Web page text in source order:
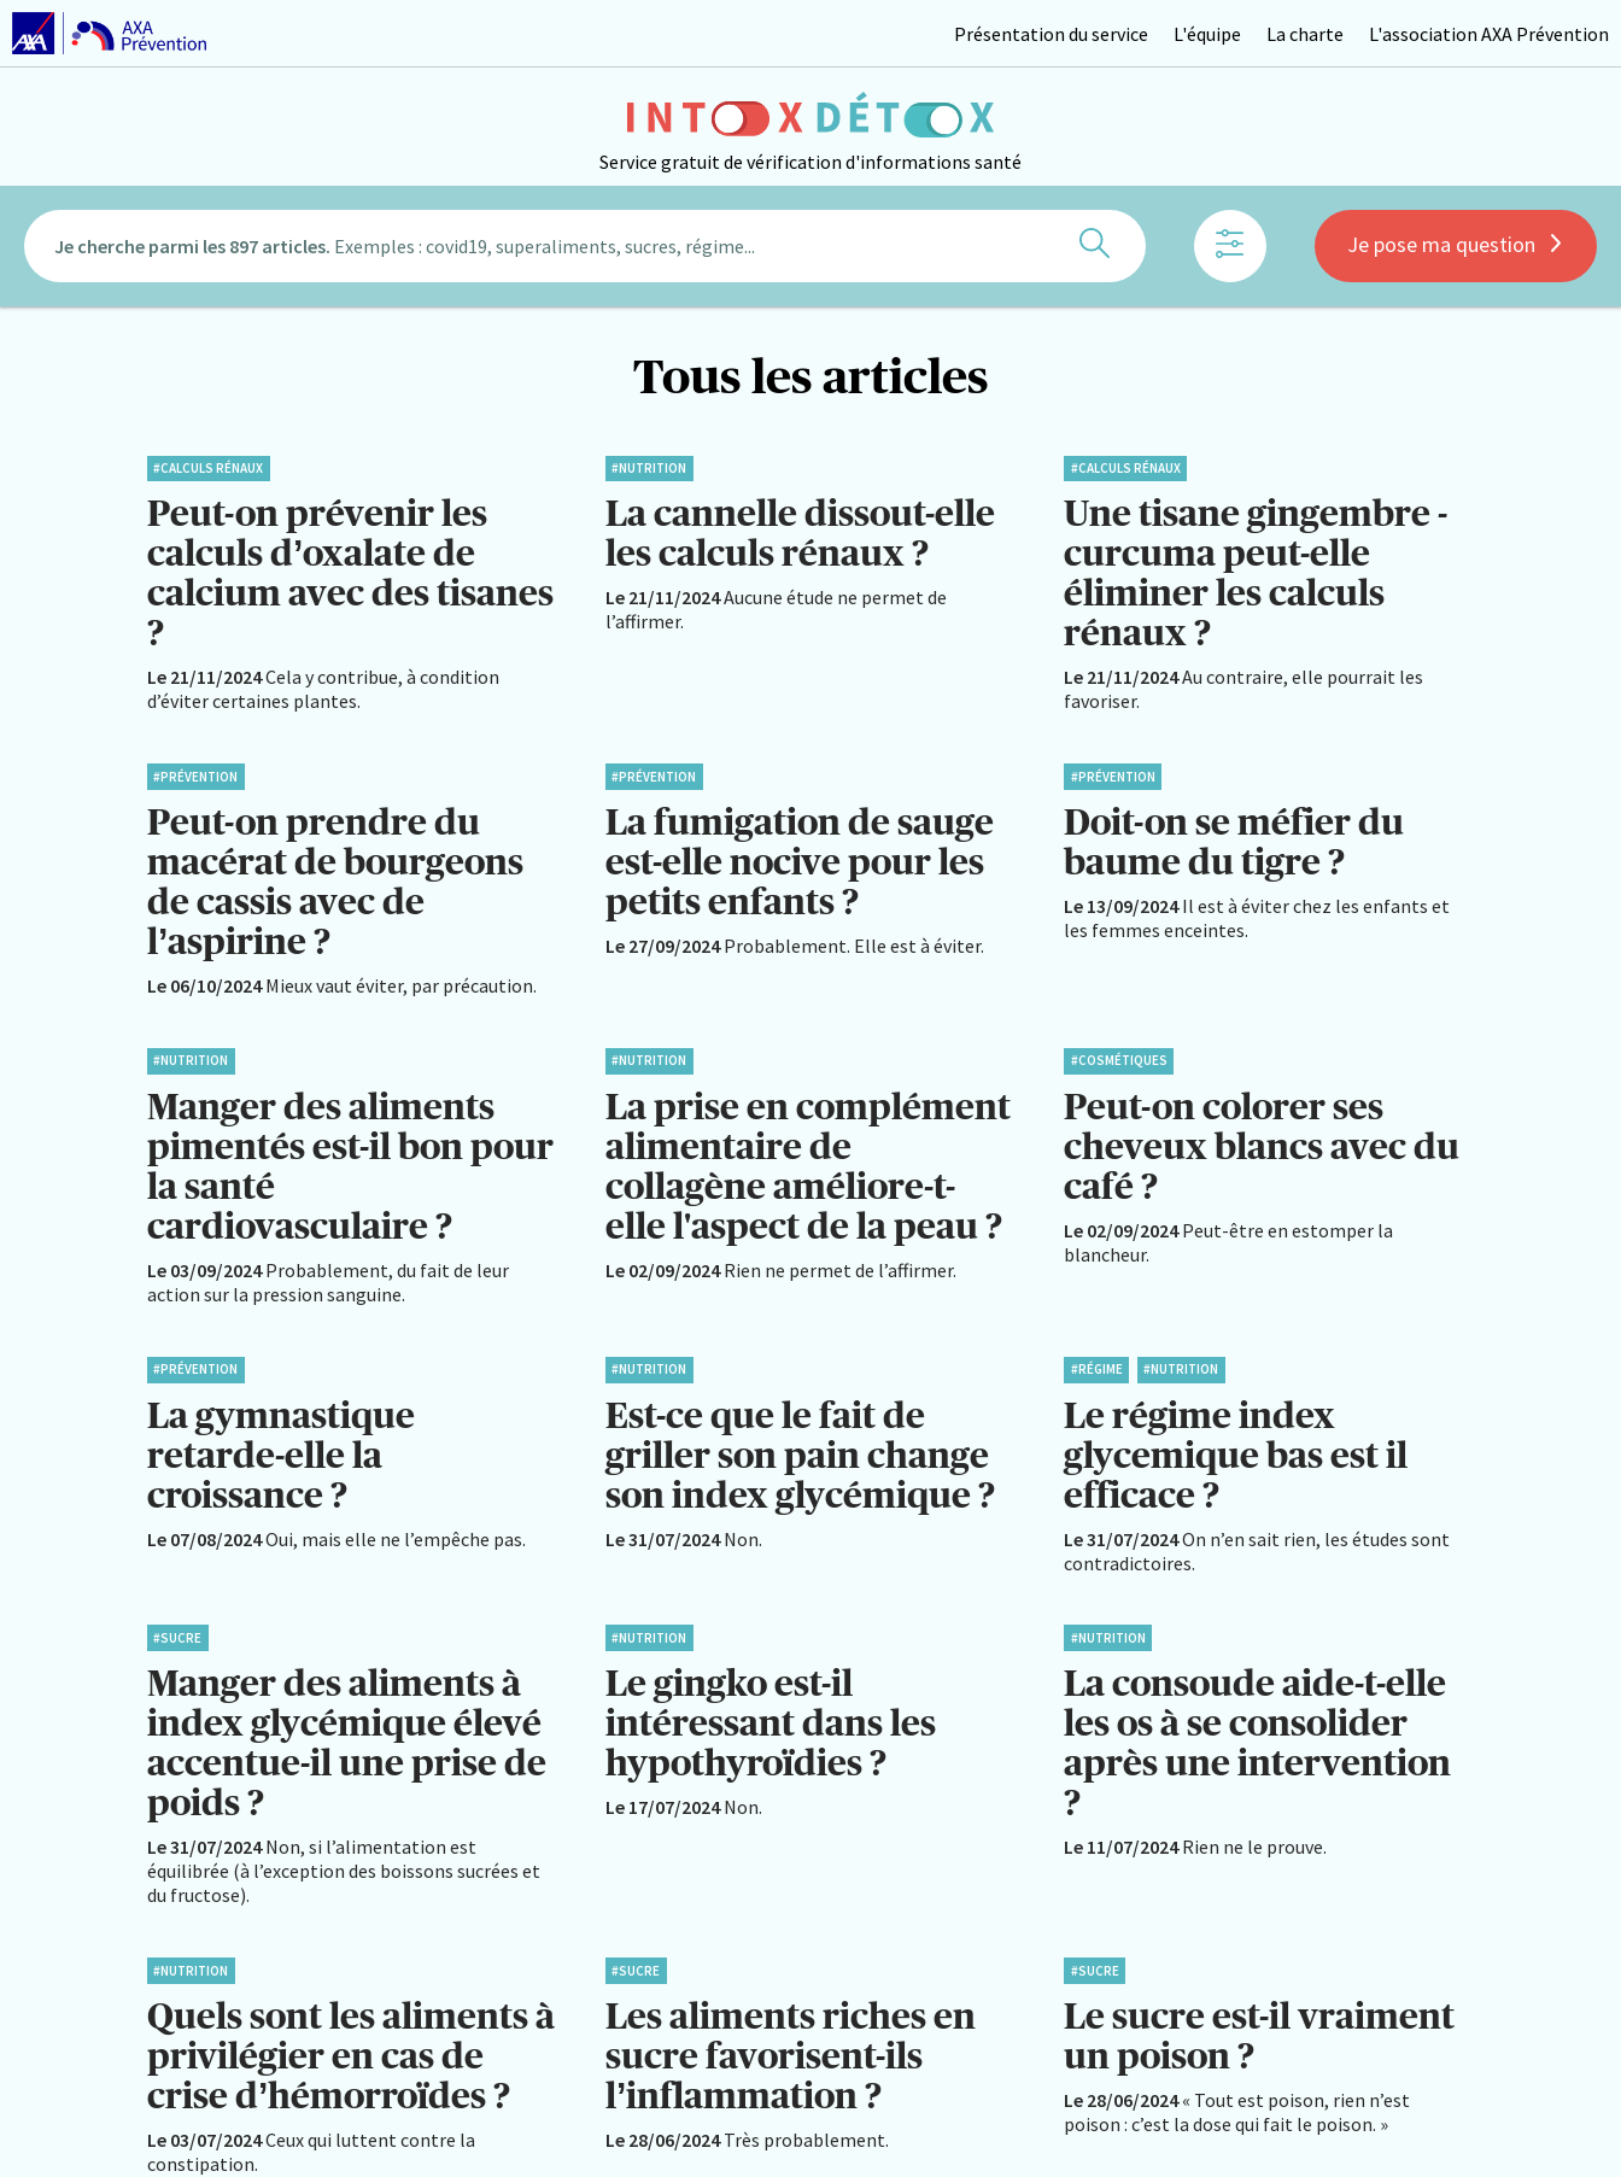
Service gratuit de vérification d'informations santé
Présentation du service L'équipe La charte L'association AXA Prévention
Je cherche parmi les 897 articles. Exemples : covid19, superaliments, sucres, régime... Rechercher Je pose ma question
Tous les articles
#CALCULS RÉNAUX
Peut-on prévenir les
calculs d’oxalate de
calcium avec des tisanes
?
Le 21/11/2024Cela y contribue, à condition
d’éviter certaines plantes.
#NUTRITION
La cannelle dissout-elle
les calculs rénaux ?
Le 21/11/2024Aucune étude ne permet de
l’affirmer.
#CALCULS RÉNAUX
Une tisane gingembre -
curcuma peut-elle
éliminer les calculs
rénaux ?
Le 21/11/2024Au contraire, elle pourrait les
favoriser.
#PRÉVENTION
Peut-on prendre du
macérat de bourgeons
de cassis avec de
l’aspirine ?
Le 06/10/2024 Mieux vaut éviter, par précaution.
#PRÉVENTION
La fumigation de sauge
est-elle nocive pour les
petits enfants ?
Le 27/09/2024Probablement. Elle est à éviter.
#PRÉVENTION
Doit-on se méfier du
baume du tigre ?
Le 13/09/2024Il est à éviter chez les enfants et
les femmes enceintes.
#NUTRITION
Manger des aliments
pimentés est-il bon pour
la santé
cardiovasculaire ?
Le 03/09/2024 Probablement, du fait de leur
action sur la pression sanguine.
#NUTRITION
La prise en complément
alimentaire de
collagène améliore-t-
elle l'aspect de la peau ?
Le 02/09/2024Rien ne permet de l’affirmer.
#COSMÉTIQUES
Peut-on colorer ses
cheveux blancs avec du
café ?
Le 02/09/2024Peut-être en estomper la
blancheur.
#PRÉVENTION
La gymnastique
retarde-elle la
croissance ?
Le 07/08/2024Oui, mais elle ne l’empêche pas.
#NUTRITION
Est-ce que le fait de
griller son pain change
son index glycémique ?
Le 31/07/2024Non.
#RÉGIME #NUTRITION
Le régime index
glycemique bas est il
efficace ?
Le 31/07/2024On n’en sait rien, les études sont
contradictoires.
#SUCRE
Manger des aliments à
index glycémique élevé
accentue-il une prise de
poids ?
Le 31/07/2024 Non, si l’alimentation est
équilibrée (à l’exception des boissons sucrées et
du fructose).
#NUTRITION
Le gingko est-il
intéressant dans les
hypothyroïdies ?
Le 17/07/2024Non.
#NUTRITION
La consoude aide-t-elle
les os à se consolider
après une intervention
?
Le 11/07/2024Rien ne le prouve.
#NUTRITION
Quels sont les aliments à
privilégier en cas de
crise d’hémorroïdes ?
Le 03/07/2024Ceux qui luttent contre la
constipation.
#SUCRE
Les aliments riches en
sucre favorisent-ils
l’inflammation ?
Le 28/06/2024Très probablement.
#SUCRE
Le sucre est-il vraiment
un poison ?
Le 28/06/2024« Tout est poison, rien n’est
poison : c’est la dose qui fait le poison. »